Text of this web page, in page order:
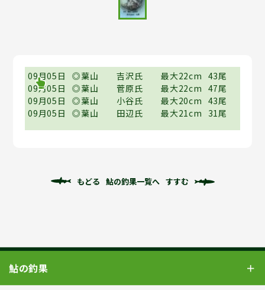
09月05日 ◎葉山 吉沢氏 最大22cm 43尾
09月05日
◎葉山 菅原氏 最大22cm 47尾
09月05日
◎葉山 小谷氏 最大20cm 43尾
09月05日
◎葉山 田辺氏 最大21cm 31尾
もどる 鮎の釣果一覧へ すすむ
鮎の釣果